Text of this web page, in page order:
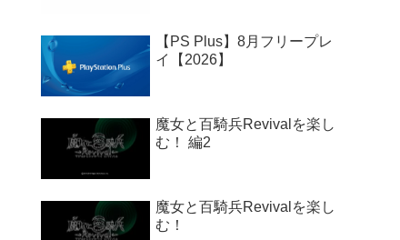
【PS Plus】8月フリープレ
イ【2026】
魔女と百騎兵Revivalを楽し
む！ 編2
魔女と百騎兵Revivalを楽し
む！